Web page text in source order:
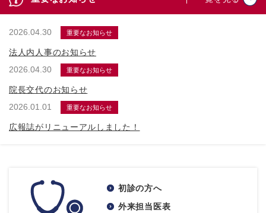
2026.04.30 重要なお知らせ
法人内人事のお知らせ
2026.04.30
重要なお知らせ
院長交代のお知らせ
2026.01.01
重要なお知らせ
広報誌がリニューアルしました！
初診の方へ
外来担当医表